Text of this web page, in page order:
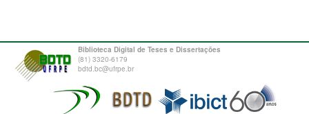
Biblioteca Digital de Teses e Dissertações
(81) 3320-6179
bdtd.bc@ufrpe.br